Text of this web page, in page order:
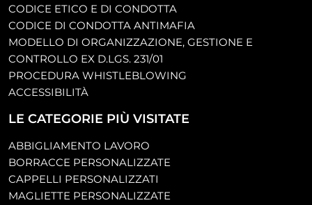
CODICE ETICO E DI CONDOTTA
CODICE DI CONDOTTA ANTIMAFIA
MODELLO DI ORGANIZZAZIONE, GESTIONE E
CONTROLLO EX D.LGS. 231/01
PROCEDURA WHISTLEBLOWING
ACCESSIBILITÀ
LE CATEGORIE PIÙ VISITATE
ABBIGLIAMENTO LAVORO
BORRACCE PERSONALIZZATE
CAPPELLI PERSONALIZZATI
MAGLIETTE PERSONALIZZATE